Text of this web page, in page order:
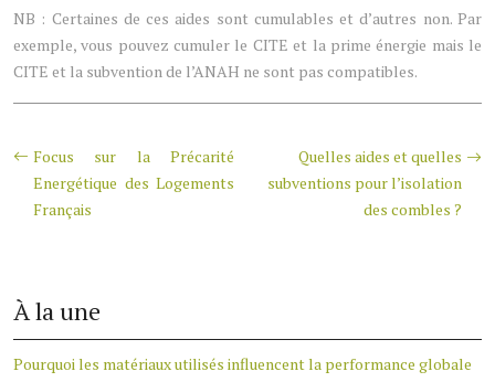
NB : Certaines de ces aides sont cumulables et d’autres non. Par
exemple, vous pouvez cumuler le CITE et la prime énergie mais le
CITE et la subvention de l’ANAH ne sont pas compatibles.
Focus sur la Précarité
Energétique des Logements
Français
Quelles aides et quelles
subventions pour l’isolation
des combles ?
À la une
Pourquoi les matériaux utilisés influencent la performance globale